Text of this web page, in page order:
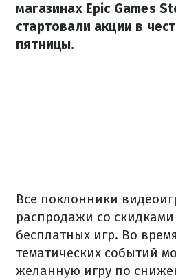
магазинах Epic Games
стартовали акции в
пятницы.
Все поклонники
распродажи со
бесплатных игр. Во
тематических событий
желанную игру по